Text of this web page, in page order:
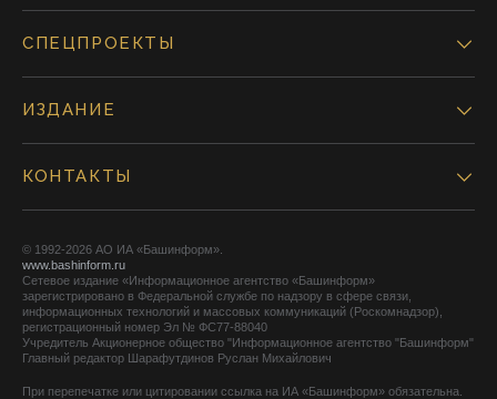
СПЕЦПРОЕКТЫ
ИЗДАНИЕ
КОНТАКТЫ
© 1992-2026 АО ИА «Башинформ».
www.bashinform.ru
Сетевое издание «Информационное агентство «Башинформ»
зарегистрировано в Федеральной службе по надзору в сфере связи,
информационных технологий и массовых коммуникаций (Роскомнадзор),
регистрационный номер Эл № ФС77-88040
Учредитель Акционерное общество "Информационное агентство "Башинформ"
Главный редактор Шарафутдинов Руслан Михайлович
При перепечатке или цитировании ссылка на ИА «Башинформ» обязательна.